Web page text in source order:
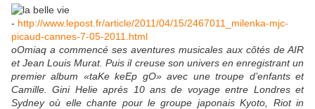
- http://www.lepost.fr/article/2011/04/15/2467011_milenka-mjc-
picaud-cannes-7-05-2011.html
oOmiaq a commencé ses aventures musicales aux côtés de AIR
et Jean Louis Murat. Puis il creuse son univers en enregistrant un
premier album «taKe keEp gO» avec une troupe d’enfants et
Camille. Gini Helie aprés 10 ans de voyage entre Londres et
Sydney où elle chante pour le groupe japonais Kyoto, Riot in